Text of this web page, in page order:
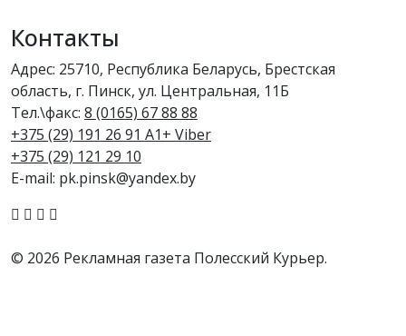
Контакты
Адрес: 25710, Республика Беларусь, Брестская
область, г. Пинск, ул. Центральная, 11Б
Тел.\факс: 8 (0165) 67 88 88
+375 (29) 191 26 91 A1+ Viber
+375 (29) 121 29 10
E-mail: pk.pinsk@yandex.by
© 2026 Рекламная газета Полесский Курьер.